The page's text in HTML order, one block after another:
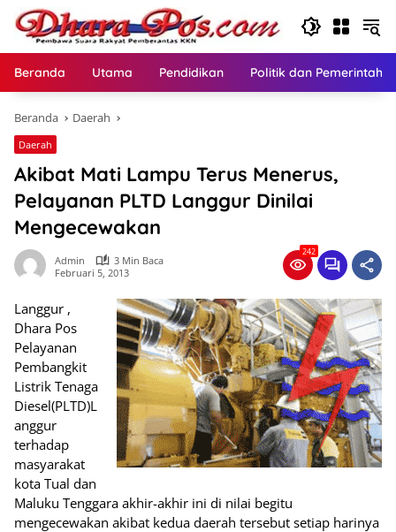
Langsung
konten
Beranda Utama Pendidikan Politik dan
Beranda Daerah
Daerah
Akibat Mati Lampu Terus Menerus,
Pelayanan PLTD Langgur Dinilai
Mengecewakan
Admin
3 Min Baca
Februari 5, 2013
242
Langgur ,
Dhara Pos
Pelayanan
Pembangkit
Listrik Tenaga
Diesel(PLTD)L
anggur
terhadap
masyarakat
kota Tual dan
Maluku Tenggara akhir-akhir ini di nilai begitu
mengecewakan akibat kedua daerah tersebut setiap harinya